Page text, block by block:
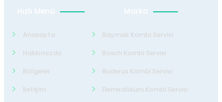
Hızlı Menü
Anasayfa
Hakkımızda
Bölgeler
İletişim
Marka
Baymak Kombi Servisi
Bosch Kombi Servisi
Buderus Kombi Servisi
Demirdöküm Kombi Servisi